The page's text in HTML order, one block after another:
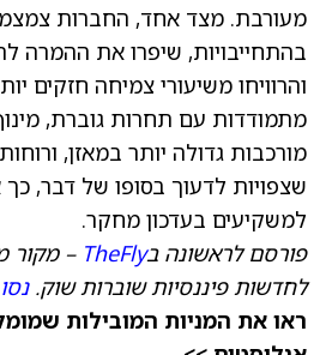
מעורבת. מצד אחד, החברות
בהתחייבויות, שיפרו את ההמרה
והרוויחו משיעורי צמיחה חזקים
מתמודדות עם תחרות גוברת,
מורכבות גדולה יותר במאזן,
שצפויות לדעוך בסופו של דבר,
למשקיעים בעדכון מחקר.
פורסם לראשונה בTheFly – מקור
לחדשות פיננסיות שוברות שוק.
ראו את המניות המובילות